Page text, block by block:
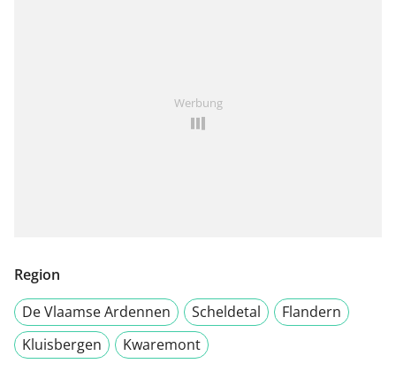
Werbung
Region
De Vlaamse Ardennen
Scheldetal
Flandern
Kluisbergen
Kwaremont